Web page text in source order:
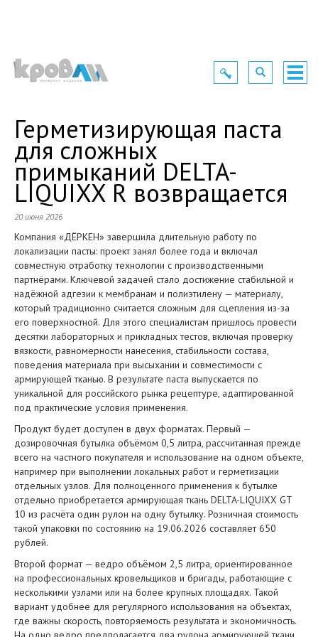
Toggle
navigation
Toggle
navigation
Герметизирующая паста
для сложных
примыканий DELTA-
LIQUIXX R возвращается
20 июня 2026
Компания «ДЁРКЕН» завершила длительную работу по
локализации пасты: проект занял более года и включал
совместную отработку технологии с производственными
партнёрами. Ключевой задачей стало достижение стабильной и
надёжной адгезии к мембранам и полиэтилену — материалу,
который традиционно считается сложным для сцепления из-за
его поверхностной. Для этого специалистам пришлось провести
десятки лабораторных и прикладных тестов, включая проверку
вязкости, равномерности нанесения, стабильности состава,
поведения материала при высыхании и совместимости с
армирующей тканью. В результате паста выпускается по
уникальной для российского рынка рецептуре, адаптированной
под практические условия применения.
Продукт будет доступен в двух форматах. Первый —
дозировочная бутылка объёмом 0,5 литра, рассчитанная прежде
всего на частного покупателя и использование на одном объекте,
например при выполнении локальных работ и герметизации
отдельных узлов. Для полноценного применения к бутылке
отдельно приобретается армирующая ткань DELTA-LIQUIXX GT
10 из расчёта один рулон на одну бутылку. Розничная стоимость
такой упаковки по состоянию на 19.06.2026 составляет 650
рублей.
Второй формат — ведро объёмом 2,5 литра, ориентированное
на профессиональных кровельщиков и бригады, работающие с
несколькими узлами или на более крупных площадях. Такой
вариант удобнее для регулярного использования на объектах,
где важны скорость, повторяемость результата и экономичность.